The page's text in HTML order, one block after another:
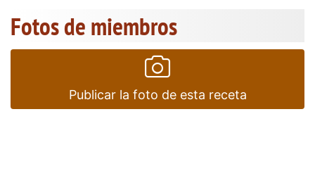
Fotos de miembros
Publicar la foto de esta receta